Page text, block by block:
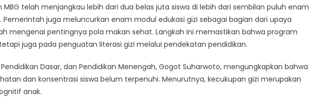
Anak
Indonesia
telah menjangkau lebih dari dua belas juta siswa di lebih dari sembilan puluh enam
Pemerintah juga meluncurkan enam modul edukasi gizi sebagai bagian dari upaya
mengenai pentingnya pola makan sehat. Langkah ini memastikan bahwa program
juga pada penguatan literasi gizi melalui pendekatan pendidikan.
Dasar, dan Pendidikan Menengah, Gogot Suharwoto, mengungkapkan bahwa
dan konsentrasi siswa belum terpenuhi. Menurutnya, kecukupan gizi merupakan
anak.